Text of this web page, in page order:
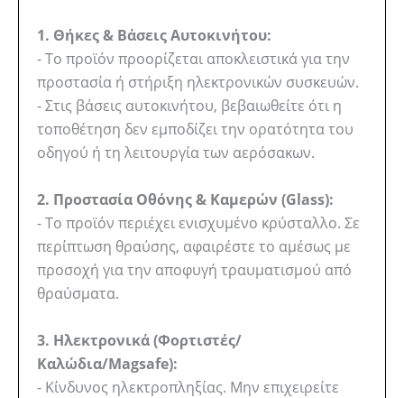
1. Θήκες & Βάσεις Αυτοκινήτου:
- Το προϊόν προορίζεται αποκλειστικά για την
προστασία ή στήριξη ηλεκτρονικών συσκευών.
- Στις βάσεις αυτοκινήτου, βεβαιωθείτε ότι η
τοποθέτηση δεν εμποδίζει την ορατότητα του
οδηγού ή τη λειτουργία των αερόσακων.
2. Προστασία Οθόνης & Καμερών (Glass):
- Το προϊόν περιέχει ενισχυμένο κρύσταλλο. Σε
περίπτωση θραύσης, αφαιρέστε το αμέσως με
προσοχή για την αποφυγή τραυματισμού από
θραύσματα.
3. Ηλεκτρονικά (Φορτιστές/
Καλώδια/Magsafe):
- Κίνδυνος ηλεκτροπληξίας. Μην επιχειρείτε